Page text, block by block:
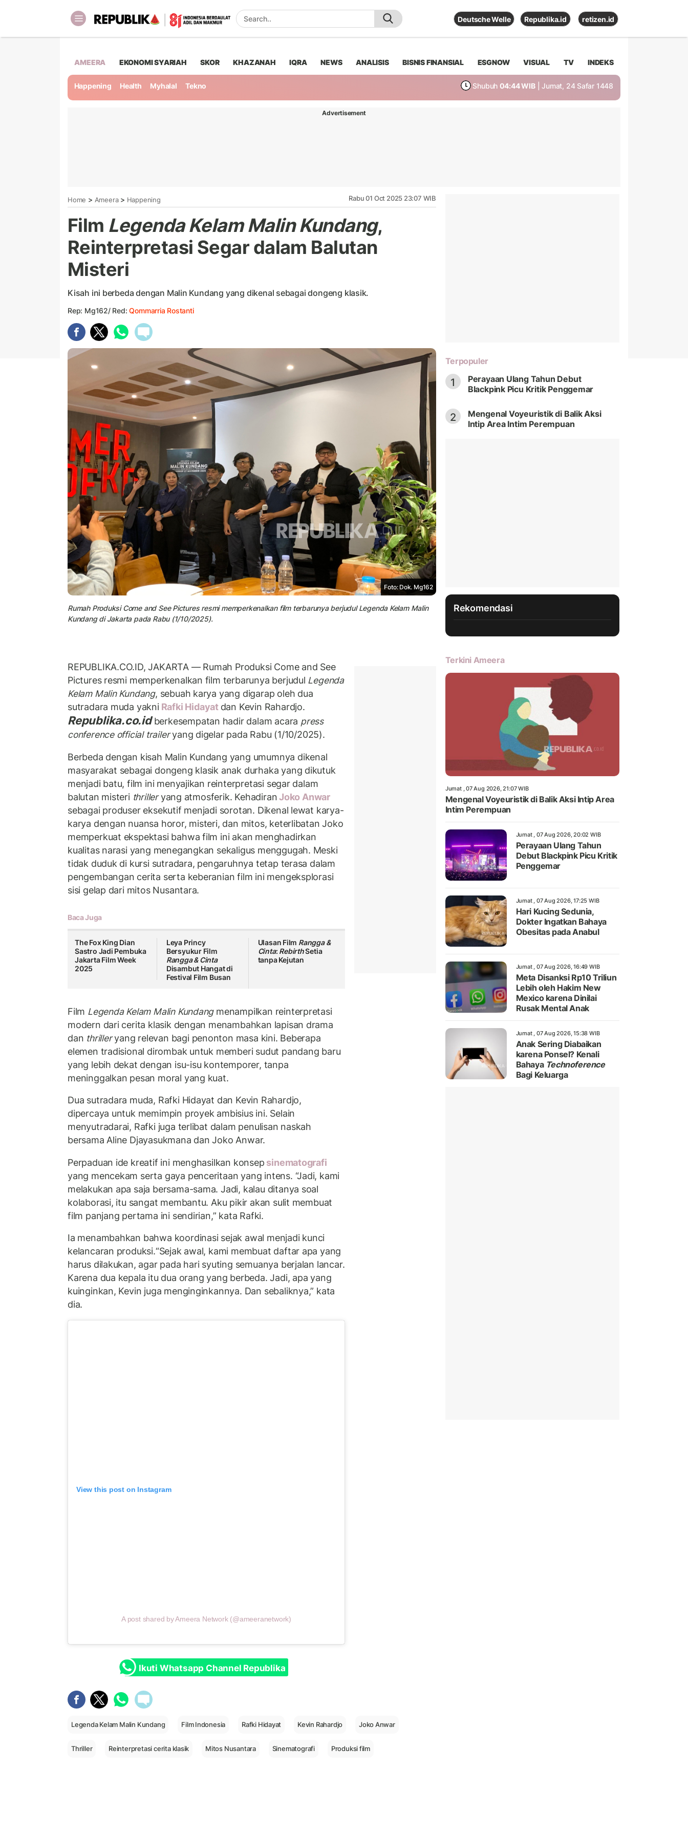
Deutsche Welle Republika.id retizen.id
AMEERA EKONOMI SYARIAH SKOR KHAZANAH IQRA NEWS ANALISIS BISNIS FINANSIAL ESGNOW VISUAL TV INDEKS
Happening Health Myhalal Tekno Shubuh 04:44 WIB | Jumat, 24 Safar 1448
Advertisement
Home > Ameera> Happening Rabu 01 Oct 2025 23:07 WIB
Film Legenda Kelam Malin Kundang,
Reinterpretasi Segar dalam Balutan
Misteri
Kisah ini berbeda dengan Malin Kundang yang dikenal sebagai dongeng klasik.
Rep: Mg162/ Red:Qommarria Rostanti
Foto: Dok. Mg162
Rumah Produksi Come and See Pictures resmi memperkenalkan film terbarunya berjudul Legenda Kelam Malin
Kundang di Jakarta pada Rabu (1/10/2025).
REPUBLIKA.CO.ID, JAKARTA — Rumah Produksi Come and See
Pictures resmi memperkenalkan film terbarunya berjudul Legenda
Kelam Malin Kundang, sebuah karya yang digarap oleh dua
sutradara muda yakniRafki Hidayat dan Kevin Rahardjo.
Republika.co.idberkesempatan hadir dalam acara press
conference official traileryang digelar pada Rabu (1/10/2025).
Berbeda dengan kisah Malin Kundang yang umumnya dikenal
masyarakat sebagai dongeng klasik anak durhaka yang dikutuk
menjadi batu, film ini menyajikan reinterpretasi segar dalam
balutan misteri thrilleryang atmosferik. KehadiranJoko Anwar
sebagai produser eksekutif menjadi sorotan. Dikenal lewat karya-
karya dengan nuansa horor, misteri, dan mitos, keterlibatan Joko
memperkuat ekspektasi bahwa film ini akan menghadirkan
kualitas narasi yang menegangkan sekaligus menggugah. Meski
tidak duduk di kursi sutradara, pengaruhnya tetap terasa dalam
pengembangan cerita serta keberanian film ini mengeksplorasi
sisi gelap dari mitos Nusantara.
Baca Juga
The Fox King Dian
Sastro Jadi Pembuka
Jakarta Film Week
2025
Leya Princy
Bersyukur Film
Rangga & Cinta
Disambut Hangat di
Festival Film Busan
Ulasan Film Rangga &
Cinta: RebirthSetia
tanpa Kejutan
Film Legenda Kelam Malin Kundangmenampilkan reinterpretasi
modern dari cerita klasik dengan menambahkan lapisan drama
dan thrilleryang relevan bagi penonton masa kini. Beberapa
elemen tradisional dirombak untuk memberi sudut pandang baru
yang lebih dekat dengan isu-isu kontemporer, tanpa
meninggalkan pesan moral yang kuat.
Dua sutradara muda, Rafki Hidayat dan Kevin Rahardjo,
dipercaya untuk memimpin proyek ambisius ini. Selain
menyutradarai, Rafki juga terlibat dalam penulisan naskah
bersama Aline Djayasukmana dan Joko Anwar.
Perpaduan ide kreatif ini menghasilkan konsep sinematografi
yang mencekam serta gaya penceritaan yang intens. “Jadi, kami
melakukan apa saja bersama-sama. Jadi, kalau ditanya soal
kolaborasi, itu sangat membantu. Aku pikir akan sulit membuat
film panjang pertama ini sendirian,” kata Rafki.
Ia menambahkan bahwa koordinasi sejak awal menjadi kunci
kelancaran produksi.“Sejak awal, kami membuat daftar apa yang
harus dilakukan, agar pada hari syuting semuanya berjalan lancar.
Karena dua kepala itu dua orang yang berbeda. Jadi, apa yang
kuinginkan, Kevin juga menginginkannya. Dan sebaliknya,” kata
dia.
View this post on Instagram
A post shared by Ameera Network (@ameeranetwork)
Ikuti Whatsapp Channel Republika
Legenda Kelam Malin Kundang Film Indonesia Rafki Hidayat Kevin Rahardjo Joko Anwar
Thriller Reinterpretasi cerita klasik Mitos Nusantara Sinematografi Produksi film
Terpopuler
1
Perayaan Ulang Tahun Debut
Blackpink Picu Kritik Penggemar
2
Mengenal Voyeuristik di Balik Aksi
Intip Area Intim Perempuan
Rekomendasi
Terkini Ameera
Jumat , 07 Aug 2026, 21:07 WIB
Mengenal Voyeuristik di Balik Aksi Intip Area
Intim Perempuan
Jumat , 07 Aug 2026, 20:02 WIB
Perayaan Ulang Tahun
Debut Blackpink Picu Kritik
Penggemar
Jumat , 07 Aug 2026, 17:25 WIB
Hari Kucing Sedunia,
Dokter Ingatkan Bahaya
Obesitas pada Anabul
Jumat , 07 Aug 2026, 16:49 WIB
Meta Disanksi Rp10 Triliun
Lebih oleh Hakim New
Mexico karena Dinilai
Rusak Mental Anak
Jumat , 07 Aug 2026, 15:38 WIB
Anak Sering Diabaikan
karena Ponsel? Kenali
Bahaya Technoference
Bagi Keluarga